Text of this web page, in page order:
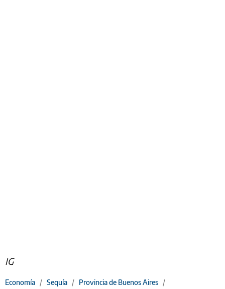
IG
Economía / Sequía / Provincia de Buenos Aires /